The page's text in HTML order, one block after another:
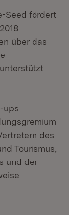
Seed fördert
über das
ups
des
Tourismus,
und der